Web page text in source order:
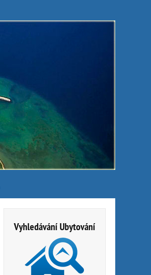
Vyhledávání Ubytování